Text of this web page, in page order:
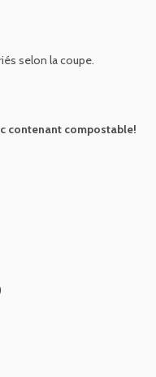
selon la coupe.
contenant compostable!